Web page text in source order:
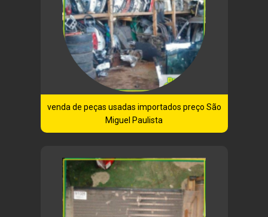
venda de peças usadas importados preço São
Miguel Paulista